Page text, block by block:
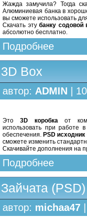
Жажда замучила? Тогда
Алюминиевая банка в
вы сможете использовать
Скачать этубанку содовой
абсолютно бесплатно.
Подробнее
3D Box
автор: ADMIN |
Это 3D коробкаот
использовать при работе
обеспечения. PSD исходник
сможете изменить
Скачивайте дополнения на
Подробнее
Зайчата (PSD)
автор: michaa47